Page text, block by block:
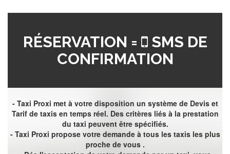
RÉSERVATION =
SMS DE
CONFIRMATION
- Taxi Proxi met à votre disposition un système de Devis et
Tarif de taxis en temps réel. Des critères liés à la prestation
du taxi peuvent être spécifiés.
- Taxi Proxi propose votre demande à tous les taxis les plus
proche de vous .